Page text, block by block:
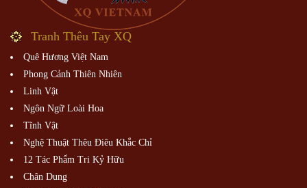
Tranh Thêu Tay XQ
Quê Hương Việt Nam
Phong Cảnh Thiên Nhiên
Linh Vật
Ngôn Ngữ Loài Hoa
Tĩnh Vật
Nghệ Thuật Thêu Điêu Khắc Chỉ
12 Tác Phẩm Tri Kỷ Hữu
Chân Dung